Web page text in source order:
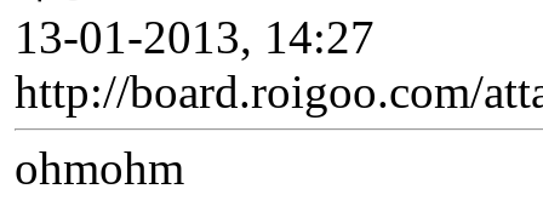
13-01-2013, 14:27
http://board.roigoo.com/
ohmohm